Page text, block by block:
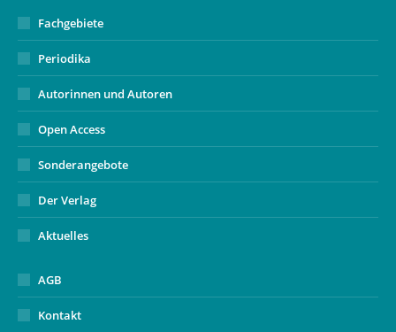
Fachgebiete
Periodika
Autorinnen und Autoren
Open Access
Sonderangebote
Der Verlag
Aktuelles
AGB
Kontakt